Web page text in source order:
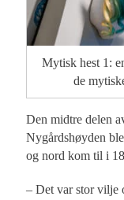
Mytisk hest 1:
de
Den midtre delen
Nygårdshøyden
og nord kom til i
– Det var stor vilje